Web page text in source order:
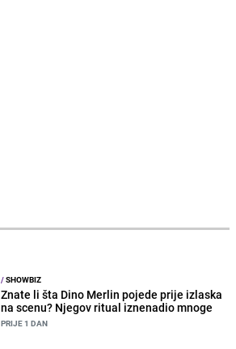
/SHOWBIZ
Znate li šta Dino Merlin pojede prije izlaska
na scenu? Njegov ritual iznenadio mnoge
PRIJE 1 DAN